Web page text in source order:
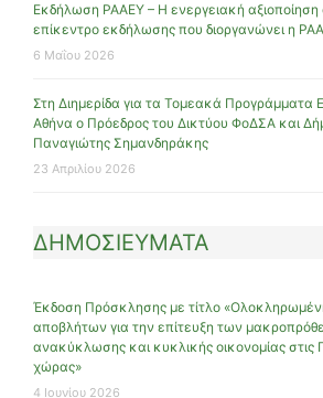
Εκδήλωση ΡΑΑΕΥ – Η ενεργειακή
επίκεντρο εκδήλωσης που διοργανώνει η
6 Μαΐου 2026
Στη Διημερίδα για τα Τομεακά
Αθήνα ο Πρόεδρος του Δικτύου ΦοΔΣΑ και
Παναγιώτης Σημανδηράκης
23 Απριλίου 2026
ΔΗΜΟΣΙΕΥΜΑΤΑ
Έκδοση Πρόσκλησης με τίτλο
αποβλήτων για την επίτευξη των
ανακύκλωσης και κυκλικής οικονομίας στις
χώρας»
4 Ιουνίου 2026